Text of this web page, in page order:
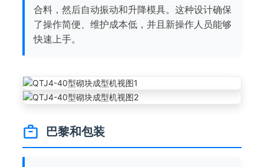
合料，然后自动振动和升降模具。这种设计确保
了操作简便、维护成本低，并且新操作人员能够
快速上手。
巴黎和包装